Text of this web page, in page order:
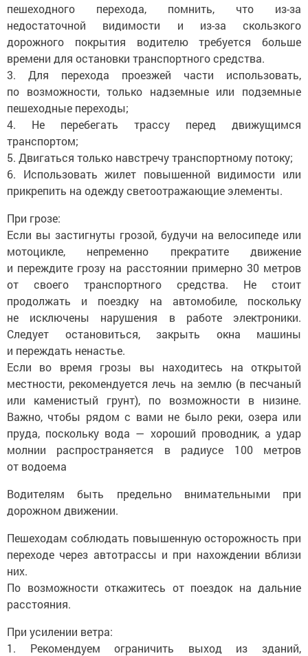
пешеходного перехода, помнить, что из-за
недостаточной видимости и из-за скользкого
дорожного покрытия водителю требуется больше
времени для остановки транспортного средства.
3. Для перехода проезжей части использовать,
по возможности, только надземные или подземные
пешеходные переходы;
4. Не перебегать трассу перед движущимся
транспортом;
5. Двигаться только навстречу транспортному потоку;
6. Использовать жилет повышенной видимости или
прикрепить на одежду светоотражающие элементы.
При грозе:
Если вы застигнуты грозой, будучи на велосипеде или
мотоцикле, непременно прекратите движение
и переждите грозу на расстоянии примерно 30 метров
от своего транспортного средства. Не стоит
продолжать и поездку на автомобиле, поскольку
не исключены нарушения в работе электроники.
Следует остановиться, закрыть окна машины
и переждать ненастье.
Если во время грозы вы находитесь на открытой
местности, рекомендуется лечь на землю (в песчаный
или каменистый грунт), по возможности в низине.
Важно, чтобы рядом с вами не было реки, озера или
пруда, поскольку вода — хороший проводник, а удар
молнии распространяется в радиусе 100 метров
от водоема
Водителям быть предельно внимательными при
дорожном движении.
Пешеходам соблюдать повышенную осторожность при
переходе через автотрассы и при нахождении вблизи
них.
По возможности откажитесь от поездок на дальние
расстояния.
При усилении ветра:
1. Рекомендуем ограничить выход из зданий,